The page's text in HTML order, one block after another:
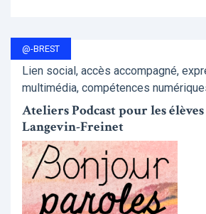
@-BREST
Lien social, accès accompagné,
multimédia, compétences
Ateliers Podcast pour les élèves
Langevin-Freinet